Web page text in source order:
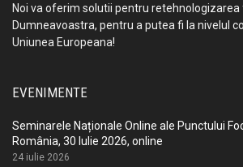
Noi va oferim solutii pentru
Dumneavoastra, pentru a putea fi la nivelul
Uniunea Europeana!
EVENIMENTE
Seminarele Naționale Online ale Punctului
România, 30 Iulie 2026, online
24 iulie 2026